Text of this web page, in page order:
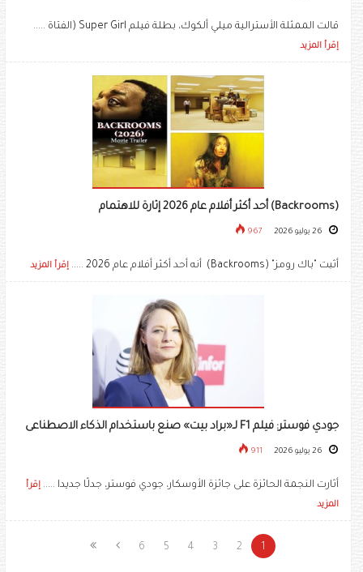
قالت الممثلة الأسترالية ميلي ألكوك، بطلة فيلم Super Girl (الفتاة .....
إقرأ المزيد
(Backrooms) أحد أكثر أفلام عام 2026 إثارة للاهتمام
967
أثبت "باك رومز" (Backrooms) أنه أحد أكثر أفلام عام 2026 ..... إقرأ المزيد
جودي فوستر: فيلم F1 لـ«براد بيت» صنع باستخدام الذكاء الاصطناعى
911
أثارت النجمة الحائزة على جائزة الأوسكار، جودي فوستر، جدلًا جديدا ..... إقرأ
المزيد
1
2
3
4
5
6